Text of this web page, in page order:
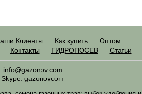
Клиенты Как купить
Оптом
Контакты ГИДРОПОСЕВ Статьи
info@gazonov.com
Skype: gazonovcom